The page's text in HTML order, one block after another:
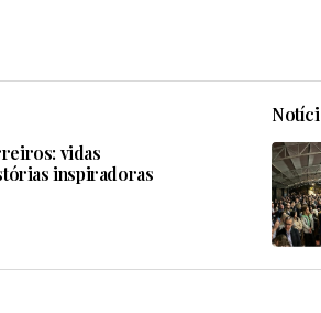
vidas
inspiradoras